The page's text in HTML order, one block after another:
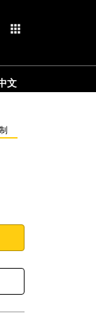
apps
文